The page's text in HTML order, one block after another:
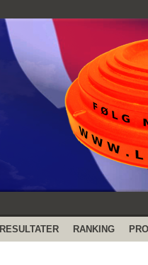
RESULTATER RANKING